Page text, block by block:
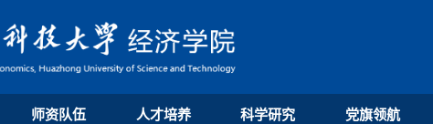
师资队伍 人才培养 科学研究 党旗领航